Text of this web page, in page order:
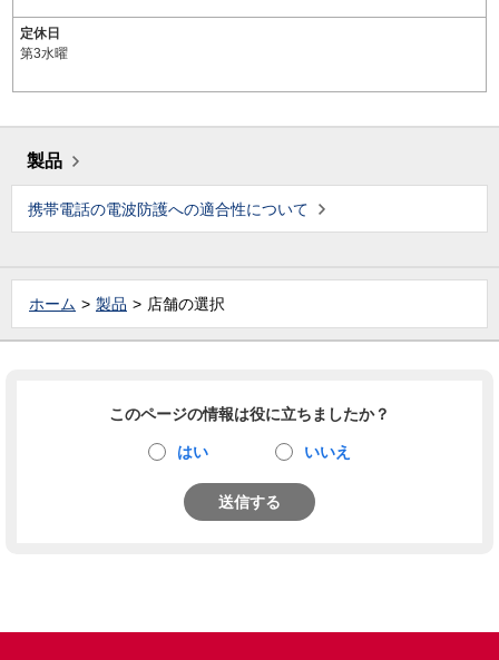
定休日
第3水曜
製品
携帯電話の電波防護への適合性について
ホーム 製品 店舗の選択
このページの情報は役に立ちましたか？
はい いいえ
送信する